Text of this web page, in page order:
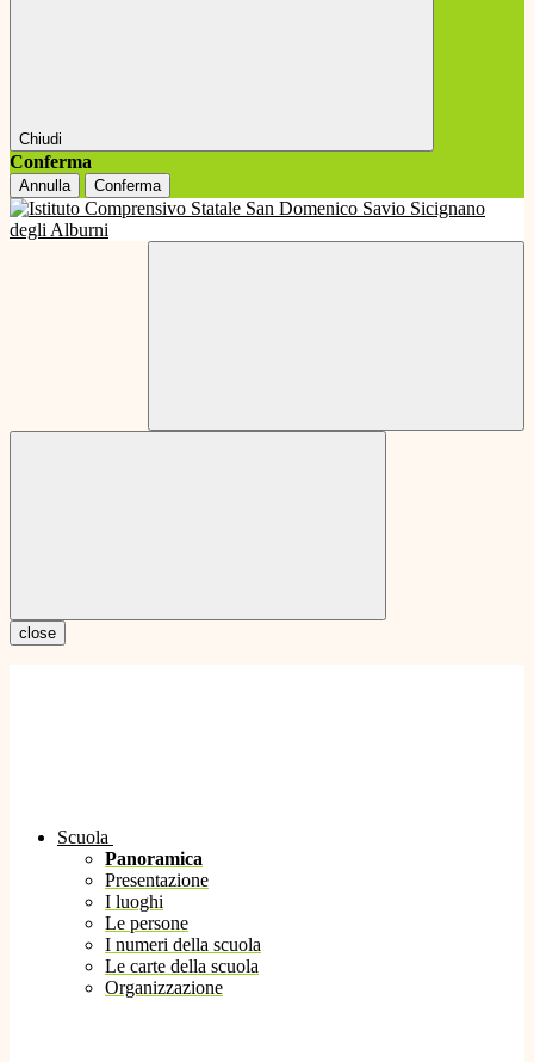
Chiudi
Conferma
Annulla Conferma
close
Scuola
Panoramica
Presentazione
I luoghi
Le persone
I numeri della scuola
Le carte della scuola
Organizzazione